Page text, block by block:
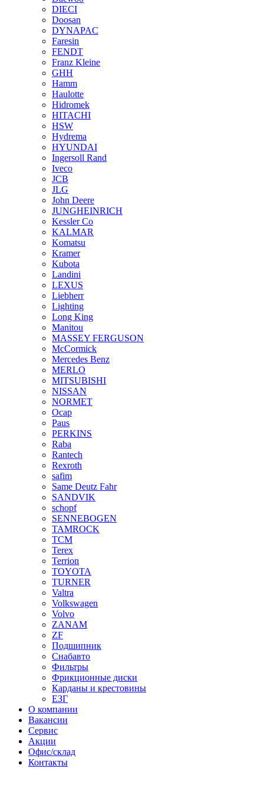
DIECI
Doosan
DYNAPAC
Faresin
FENDT
Franz Kleine
GHH
Hamm
Haulotte
Hidromek
HITACHI
HSW
Hydrema
HYUNDAI
Ingersoll Rand
Iveco
JCB
JLG
John Deere
JUNGHEINRICH
Kessler Co
KALMAR
Komatsu
Kramer
Kubota
Landini
LEXUS
Liebherr
Lighting
Long King
Manitou
MASSEY FERGUSON
McCormick
Mercedes Benz
MERLO
MITSUBISHI
NISSAN
NORMET
Ocap
Paus
PERKINS
Raba
Rantech
Rexroth
safim
Same Deutz Fahr
SANDVIK
schopf
SENNEBOGEN
TAMROCK
TCM
Terex
Terrion
TOYOTA
TURNER
Valtra
Volkswagen
Volvo
ZANAM
ZF
Подшипник
Снабавто
Фильтры
Фрикционные диски
Карданы и крестовины
ЕЗГ
О компании
Вакансии
Сервис
Акции
Офис/склад
Контакты